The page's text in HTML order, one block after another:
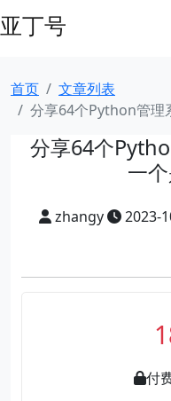
亚丁号
首页
文章列表
分享64个Python管理
分享64个
一
zhangy 2023-
付